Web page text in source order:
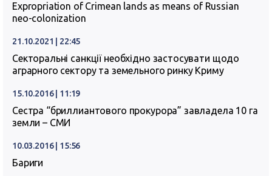
Expropriation of Crimean lands as means of Russian
neo-colonization
21.10.2021 | 22:45
Секторальні санкції необхідно застосувати щодо
аграрного сектору та земельного ринку Криму
15.10.2016 | 11:19
Сестра “бриллиантового прокурора” завладела 10 га
земли – СМИ
10.03.2016 | 15:56
Бариги